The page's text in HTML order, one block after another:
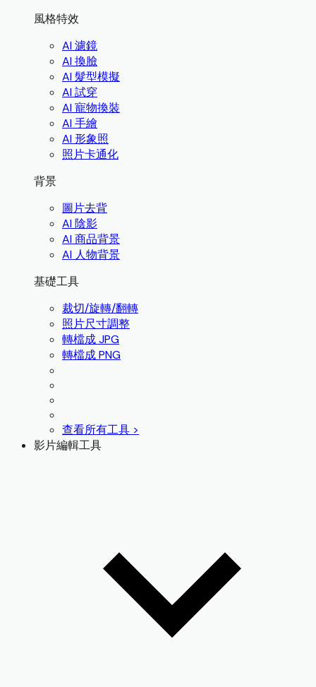
風格特效
AI 濾鏡
AI 換臉
AI 髮型模擬
AI 試穿
AI 寵物換裝
AI 手繪
AI 形象照
照片卡通化
背景
圖片去背
AI 陰影
AI 商品背景
AI 人物背景
基礎工具
裁切/旋轉/翻轉
照片尺寸調整
轉檔成 JPG
轉檔成 PNG
查看所有工具 >
影片編輯工具